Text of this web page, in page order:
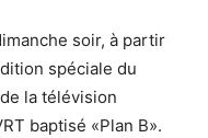
soir, à partir
spéciale du
la télévision
baptisé «Plan B».